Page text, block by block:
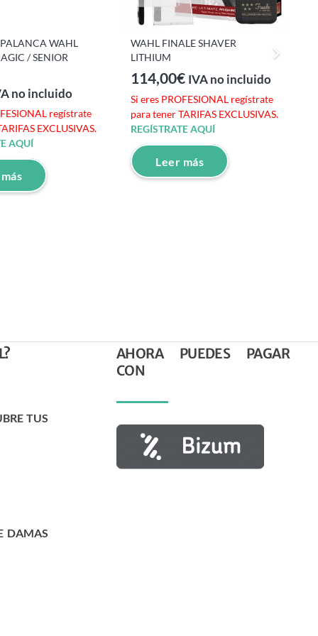
PALANCA WAHL
/ SENIOR
no incluido
regístrate
EXCLUSIVAS.
AQUÍ
WAHL FINALE SHAVER
LITHIUM
114,00€ IVA no incluido
Si eres PROFESIONAL regístrate
para tener TARIFAS EXCLUSIVAS.
REGÍSTRATE AQUÍ
Leer más
TUS
DAMAS
AHORA PUEDES PAGAR
CON